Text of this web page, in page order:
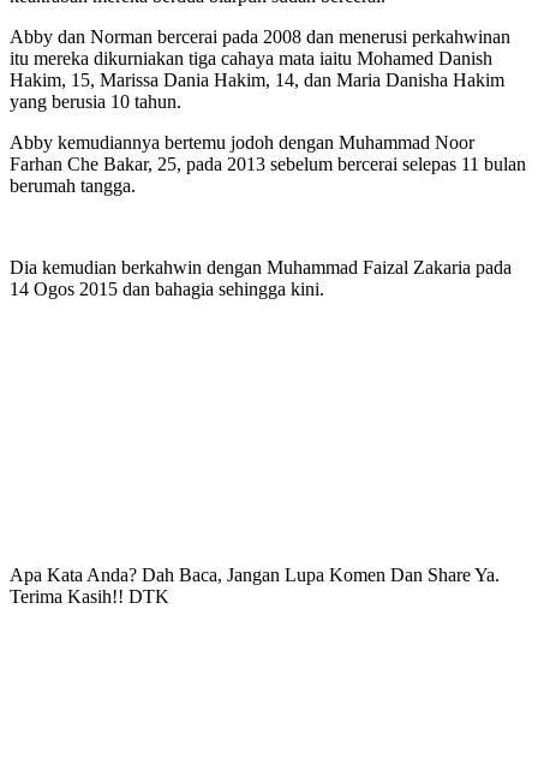
Abby dan Norman bercerai pada 2008 dan menerusi perkahwinan
itu mereka dikurniakan tiga cahaya mata iaitu Mohamed Danish
Hakim, 15, Marissa Dania Hakim, 14, dan Maria Danisha Hakim
yang berusia 10 tahun.
Abby kemudiannya bertemu jodoh dengan Muhammad Noor
Farhan Che Bakar, 25, pada 2013 sebelum bercerai selepas 11 bulan
berumah tangga.
Dia kemudian berkahwin dengan Muhammad Faizal Zakaria pada
14 Ogos 2015 dan bahagia sehingga kini.
Apa Kata Anda? Dah Baca, Jangan Lupa Komen Dan Share Ya.
Terima Kasih!! DTK